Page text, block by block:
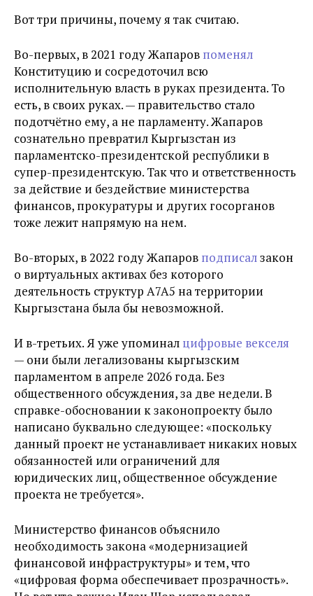
Вот три причины, почему я так считаю.
Во-первых, в 2021 году Жапаров поменял
Конституцию и сосредоточил всю
исполнительную власть в руках президента. То
есть, в своих руках. — правительство стало
подотчётно ему, а не парламенту. Жапаров
сознательно превратил Кыргызстан из
парламентско-президентской республики в
супер-президентскую. Так что и ответственность
за действие и бездействие министерства
финансов, прокуратуры и других госорганов
тоже лежит напрямую на нем.
Во-вторых, в 2022 году Жапаров подписалзакон
о виртуальных активах без которого
деятельность структур A7A5 на территории
Кыргызстана была бы невозможной.
И в-третьих. Я уже упоминал цифровые векселя
— они были легализованы кыргызским
парламентом в апреле 2026 года. Без
общественного обсуждения, за две недели. В
справке-обосновании к законопроекту было
написано буквально следующее: «поскольку
данный проект не устанавливает никаких новых
обязанностей или ограничений для
юридических лиц, общественное обсуждение
проекта не требуется».
Министерство финансов объяснило
необходимость закона «модернизацией
финансовой инфраструктуры» и тем, что
«цифровая форма обеспечивает прозрачность».